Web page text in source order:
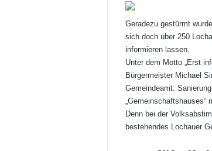
Geradezu gestürmt
sich doch über 250
informieren lassen.
Unter dem Motto „Erst
Bürgermeister Michael
Gemeindeamt:
Denn bei der
bestehendes Lochauer